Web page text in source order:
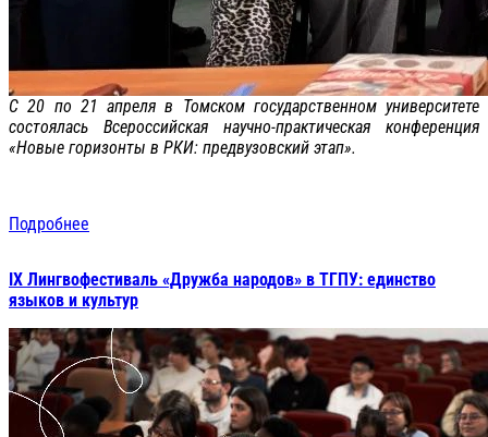
С 20 по 21 апреля в Томском государственном университете
состоялась Всероссийская научно-практическая конференция
«Новые горизонты в РКИ: предвузовский этап».
Подробнее
IX Лингвофестиваль «Дружба народов» в ТГПУ: единство
языков и культур